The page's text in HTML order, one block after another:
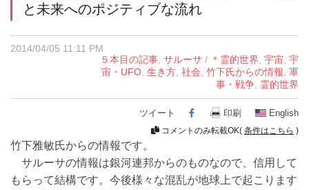
と未来へのポジティブな流れ
2014/04/05 11:11 PM
５本目の記事 サルーサ / ＊霊的世界 宇宙 宇
宙・UFO 生き方 社会 竹下氏からの情報 軍
事・戦争 霊的世界
ツイート Facebook
印刷 English
コメントのみ転載OK( 条件はこちら )
竹下雅敏氏からの情報です。
サルーサの情報は銀河連邦からのものなので、信用して
もらって結構です。今後様々な混乱が地球上で起こります